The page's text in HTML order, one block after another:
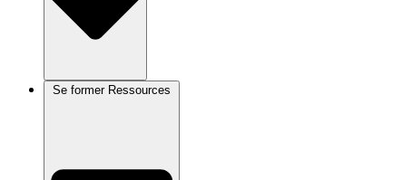
Se former